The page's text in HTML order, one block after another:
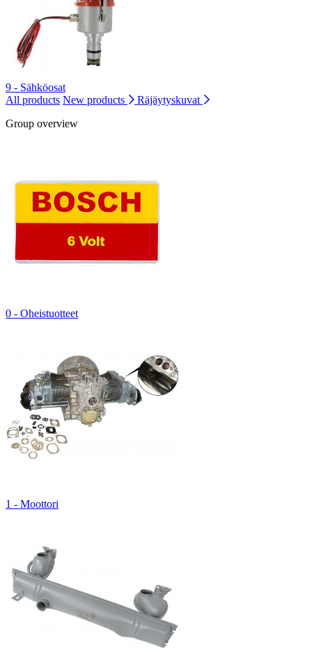
9 - Sähköosat
All products New products
Räjäytyskuvat
Group overview
0 - Oheistuotteet
1 - Moottori